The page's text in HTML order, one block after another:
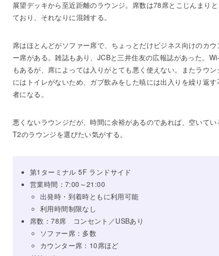
展望デッキから至近距離のラウンジ。席数は78席とこじんまり
ており、それなりに混雑する。
席はほとんどがソファー席で、ちょっとだけビジネス向けのカウ
ー席がある。雑誌もあり、JCBと三井住友の広報誌があった。
もあるが、席によっては入りがとても悪く使えない。またラウン
にはトイレがないため、ガブ飲みをした暁には出入りを繰り返す
者になる。
悪くないラウンジだが、時間に余裕があるのであれば、空いてい
T2のラウンジを選びたい気がする。
第1ターミナル 5F ランドサイド
営業時間：7:00～21:00
出発時・到着時ともに利用可能
利用時間制限なし
席数：78席 コンセント／USBあり
ソファー席：多数
カウンター席：10席ほど